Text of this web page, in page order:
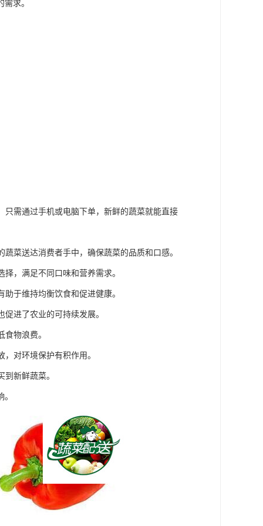
求。
需通过手机或电脑下单，新鲜的蔬菜就能直接
菜送达消费者手中，确保蔬菜的品质和口感。
，满足不同口味和营养需求。
于维持均衡饮食和促进健康。
进了农业的可持续发展。
物浪费。
对环境保护有积作用。
新鲜蔬菜。